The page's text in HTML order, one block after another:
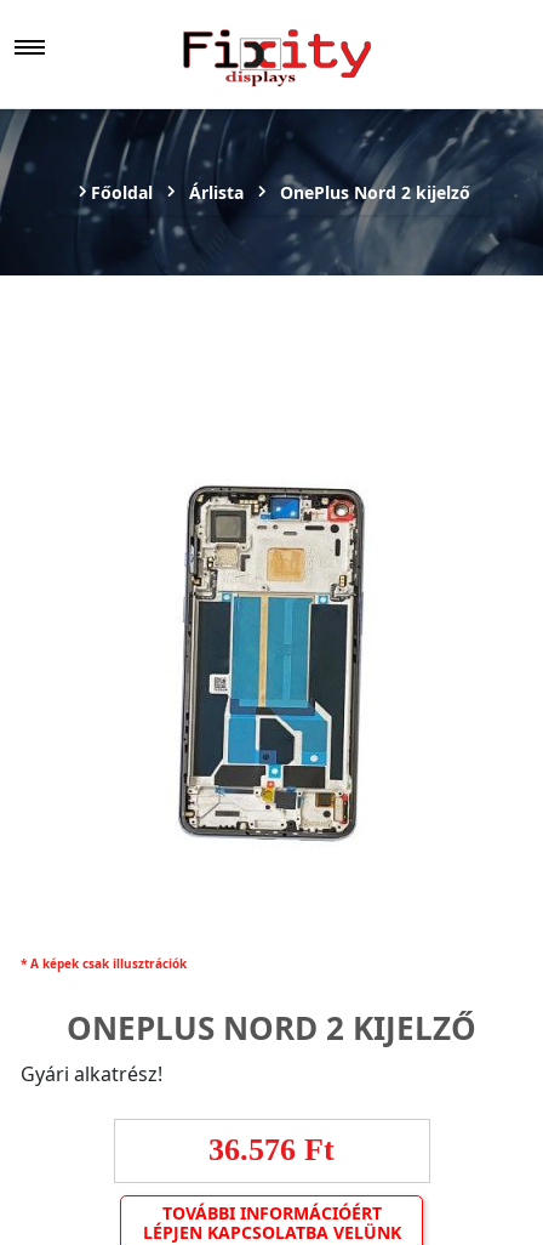
Főoldal Árlista OnePlus Nord 2 kijelző
* A képek csak illusztrációk
ONEPLUS NORD 2 KIJELZŐ
Gyári alkatrész!
36.576 Ft
TOVÁBBI INFORMÁCIÓÉRT
LÉPJEN KAPCSOLATBA VELÜNK